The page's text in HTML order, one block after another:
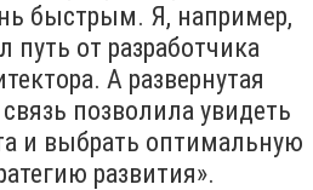
быстрым. Я, например,
путь от разработчика
А развернутая
позволила увидеть
и выбрать оптимальную
развития».